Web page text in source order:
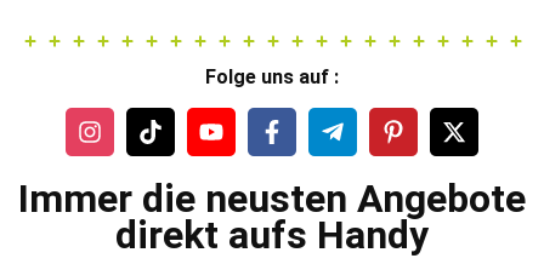
Folge uns auf :
Immer die neusten Angebote
direkt aufs Handy